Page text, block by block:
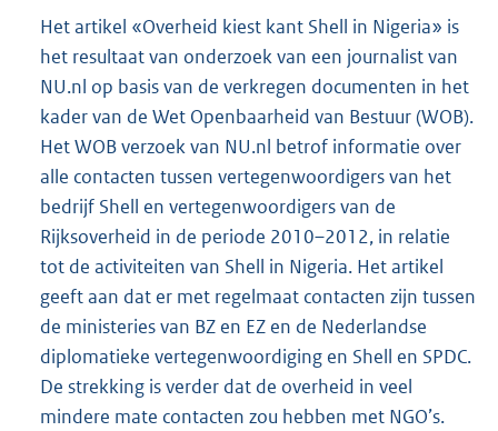
Het artikel «Overheid kiest kant Shell in Nigeria» is
het resultaat van onderzoek van een journalist van
NU.nl op basis van de verkregen documenten in het
kader van de Wet Openbaarheid van Bestuur (WOB).
Het WOB verzoek van NU.nl betrof informatie over
alle contacten tussen vertegenwoordigers van het
bedrijf Shell en vertegenwoordigers van de
Rijksoverheid in de periode 2010–2012, in relatie
tot de activiteiten van Shell in Nigeria. Het artikel
geeft aan dat er met regelmaat contacten zijn tussen
de ministeries van BZ en EZ en de Nederlandse
diplomatieke vertegenwoordiging en Shell en SPDC.
De strekking is verder dat de overheid in veel
mindere mate contacten zou hebben met NGO’s.